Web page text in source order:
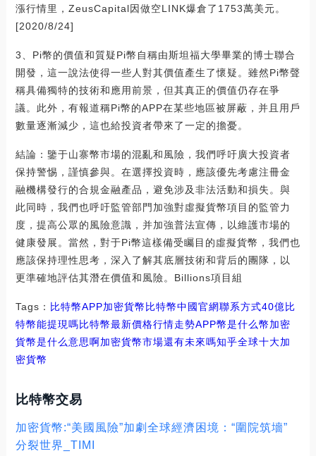
漲行情里，ZeusCapital因做空LINK爆倉了1753萬美元。
[2020/8/24]
3、Pi幣的價值和質疑Pi幣自稱由斯坦福大學畢業的博士聯合
開發，這一說法使得一些人對其價值產生了懷疑。雖然Pi幣聲
稱具備獨特的技術和應用前景，但其真正的價值仍存在爭
議。此外，有報道稱Pi幣的APP在某些地區被屏蔽，并且用戶
數量逐漸減少，這也給投資者帶來了一定的擔憂。
結論：鑒于山寨幣市場的混亂和風險，我們呼吁廣大投資者
保持警惕，謹慎參與。在選擇投資時，應該優先考慮注冊金
融機構發行的合規金融產品，避免涉及非法活動和損失。與
此同時，我們也呼吁監管部門加強對虛擬貨幣項目的監管力
度，提高公眾的風險意識，并加強普法宣傳，以維護市場的
健康發展。當然，對于Pi幣這樣備受矚目的虛擬貨幣，我們也
應該保持理性思考，深入了解其底層技術和背后的團隊，以
更準確地評估其潛在價值和風險。Billions項目組
Tags： 比特幣APP加密貨幣比特幣中國官網聯系方式40億比
特幣能提現嗎比特幣最新價格行情走勢APP幣是什么幣加密
貨幣是什么意思啊加密貨幣市場還有未來嗎知乎全球十大加
密貨幣
比特幣交易
加密貨幣:“美國風險”加劇全球經濟困境：“圍院筑墻”
分裂世界_TIMI